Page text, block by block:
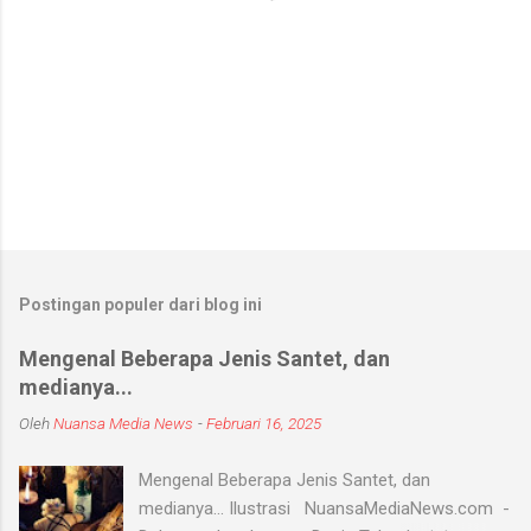
Postingan populer dari blog ini
Mengenal Beberapa Jenis Santet, dan
medianya...
OlehNuansa Media News -Februari 16, 2025
Mengenal Beberapa Jenis Santet, dan
medianya... Ilustrasi NuansaMediaNews.com -